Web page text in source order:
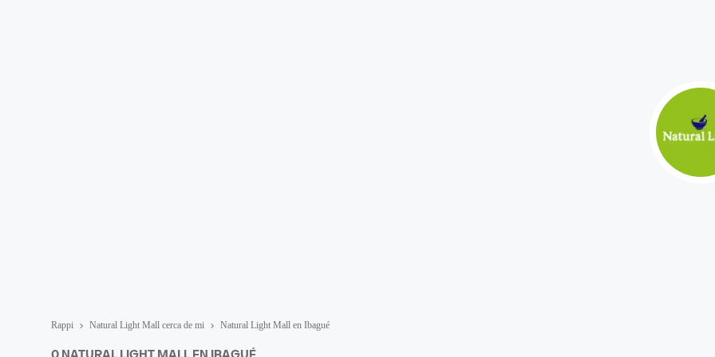
Rappi Natural Light Mall cerca de mi Natural Light Mall en Ibagué